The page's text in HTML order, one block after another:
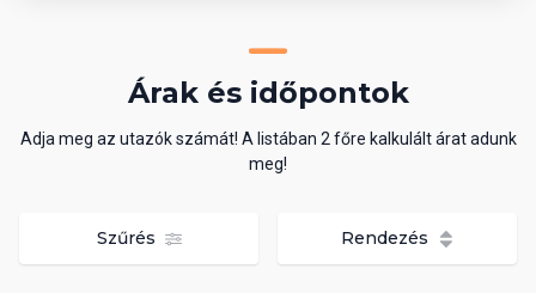
Árak és időpontok
Adja meg az utazók számát! A listában 2 főre kalkulált árat adunk
meg!
Szűrés Rendezés